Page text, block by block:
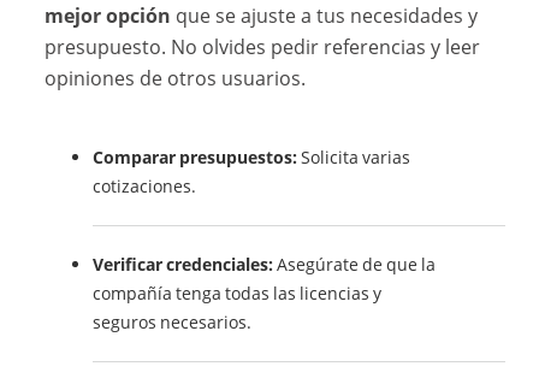
mejor opción que se ajuste a tus necesidades y
presupuesto. No olvides pedir referencias y leer
opiniones de otros usuarios.
Comparar presupuestos: Solicita varias
cotizaciones.
Verificar credenciales: Asegúrate de que la
compañía tenga todas las licencias y
seguros necesarios.